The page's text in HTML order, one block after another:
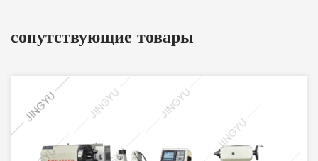
сопутствующие товары